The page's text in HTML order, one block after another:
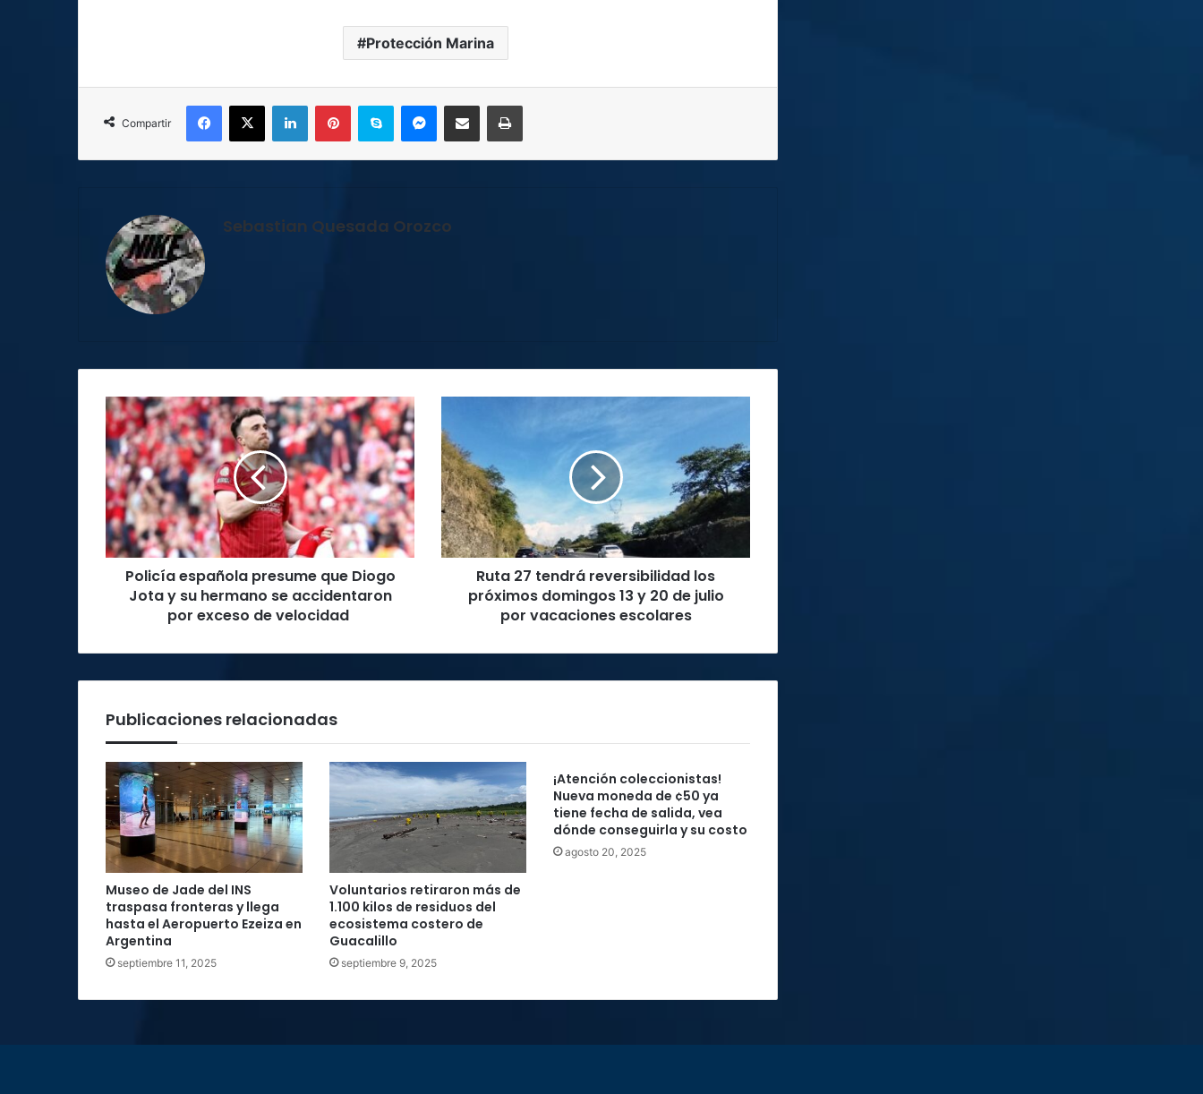
Protección Marina
Compartir
Facebook
X LinkedInPinterestSkype MessengerCompartir por correo electrónicoImprimir
Sebastian Quesada Orozco
Policía
española
presume
que
Diogo
Jota
y
su
hermano
accidentaron
de
Policía española presume que Diogo
Jota y su hermano se accidentaron
por exceso de velocidad
tendrá
reversibilidad
los
próximos
domingos
13
y
vacaciones
Ruta 27 tendrá reversibilidad los
próximos domingos 13 y 20 de julio
por vacaciones escolares
Publicaciones relacionadas
Museo de Jade del INS
traspasa fronteras y llega
hasta el Aeropuerto Ezeiza en
Argentina
septiembre 11, 2025
Voluntarios retiraron más de
1.100 kilos de residuos del
ecosistema costero de
Guacalillo
septiembre 9, 2025
¡Atención coleccionistas!
Nueva moneda de ¢50 ya
tiene fecha de salida, vea
dónde conseguirla y su costo
agosto 20, 2025